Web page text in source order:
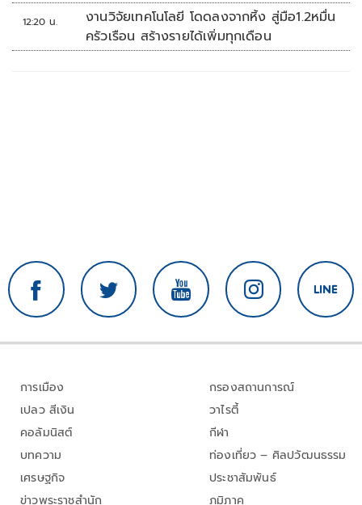
12:20 น.
งานวิจัยเทคโนโลยี โดดลงจากหิ้ง สู่มือ1.2หมื่น
ครัวเรือน สร้างรายได้เพิ่มทุกเดือน
การเมือง
เปลว สีเงิน
คอลัมนิสต์
บทความ
เศรษฐกิจ
ข่าวพระราชสำนัก
กรองสถานการณ์
วาไรตี้
กีฬา
ท่องเที่ยว – ศิลปวัฒนธรรม
ประชาสัมพันธ์
ภูมิภาค